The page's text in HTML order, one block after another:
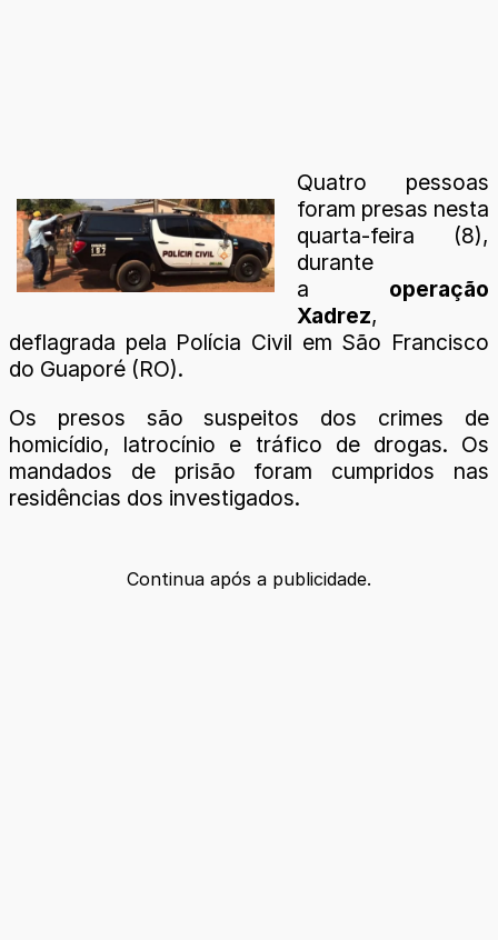
Quatro pessoas
foram presas nesta
quarta-feira (8),
durante
a operação
Xadrez,
deflagrada pela Polícia Civil em São Francisco
do Guaporé (RO).
Os presos são suspeitos dos crimes de
homicídio, latrocínio e tráfico de drogas. Os
mandados de prisão foram cumpridos nas
residências dos investigados.
Continua após a publicidade.